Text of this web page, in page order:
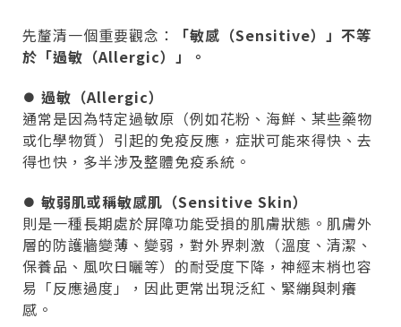
先釐清一個重要觀念：
「敏感（Sensitive）」不等
於「過敏（Allergic）」。
⏺︎ 過敏（Allergic）
通常是因為特定過敏原（例如花粉、海鮮、某些藥物
或化學物質）引起的免疫反應，症狀可能來得快、去
得也快，多半涉及整體免疫系統。
⏺︎ 敏弱肌或稱敏感肌（Sensitive Skin）
則是一種長期處於屏障功能受損的肌膚狀態。肌膚外
層的防護牆變薄、變弱，對外界刺激（溫度、清潔、
保養品、風吹日曬等）的耐受度下降，神經末梢也容
易「反應過度」，因此更常出現泛紅、緊繃與刺癢
感。